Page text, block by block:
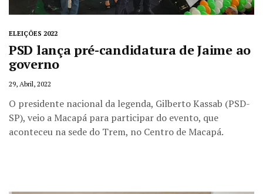
ELEIÇÕES 2022
PSD lança pré-candidatura de Jaime ao
governo
29, Abril, 2022
O presidente nacional da legenda, Gilberto Kassab (PSD-
SP), veio a Macapá para participar do evento, que
aconteceu na sede do Trem, no Centro de Macapá.